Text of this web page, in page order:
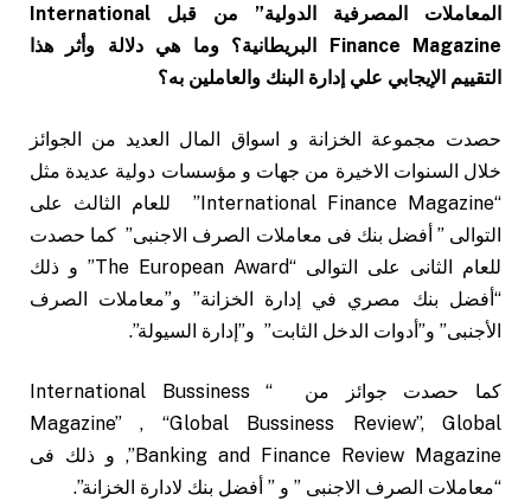
المعاملات المصرفية الدولية” من قبل International
Finance Magazine البريطانية؟ وما هي دلالة وأثر هذا
التقييم الإيجابي علي إدارة البنك والعاملين به؟
حصدت مجموعة الخزانة و اسواق المال العديد من الجوائز
خلال السنوات الاخيرة من جهات و مؤسسات دولية عديدة مثل
“International Finance Magazine” للعام الثالث على
التوالى ” أفضل بنك فى معاملات الصرف الاجنبى” كما حصدت
للعام الثانى على التوالى “The European Award” و ذلك
“أفضل بنك مصري في إدارة الخزانة” و”معاملات الصرف
الأجنبى” و”أدوات الدخل الثابت” و”إدارة السيولة”.
كما حصدت جوائز من “ International Bussiness
Magazine” , “Global Bussiness Review”, Global
Banking and Finance Review Magazine”, و ذلك فى
“معاملات الصرف الاجنبى ” و ” أفضل بنك لادارة الخزانة”.